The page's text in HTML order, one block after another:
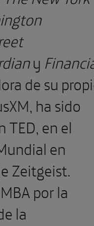
y
de su
ha sido
TED, en el
en
Zeitgeist.
por la
la